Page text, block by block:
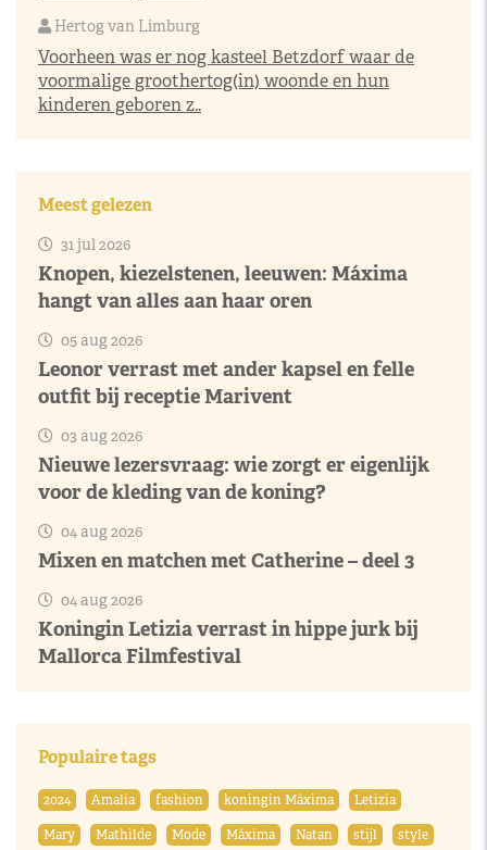
Hertog van Limburg
Voorheen was er nog kasteel Betzdorf waar de
voormalige groothertog(in) woonde en hun
kinderen geboren z..
Meest gelezen
31 jul 2026
Knopen, kiezelstenen, leeuwen: Máxima
hangt van alles aan haar oren
05 aug 2026
Leonor verrast met ander kapsel en felle
outfit bij receptie Marivent
03 aug 2026
Nieuwe lezersvraag: wie zorgt er eigenlijk
voor de kleding van de koning?
04 aug 2026
Mixen en matchen met Catherine – deel 3
04 aug 2026
Koningin Letizia verrast in hippe jurk bij
Mallorca Filmfestival
Populaire tags
2024 Amalia fashion koningin Máxima
Letizia
Mary
Mathilde Mode Máxima Natan stijl style